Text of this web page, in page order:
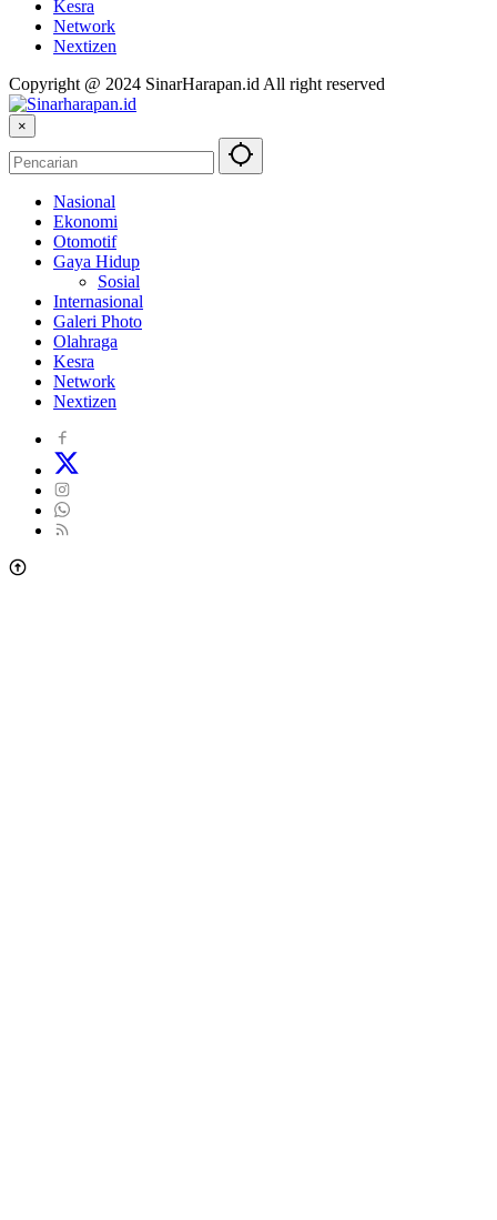
Kesra
Network
Nextizen
Copyright @ 2024 SinarHarapan.id All right reserved
×
Nasional
Ekonomi
Otomotif
Gaya Hidup
Sosial
Internasional
Galeri Photo
Olahraga
Kesra
Network
Nextizen